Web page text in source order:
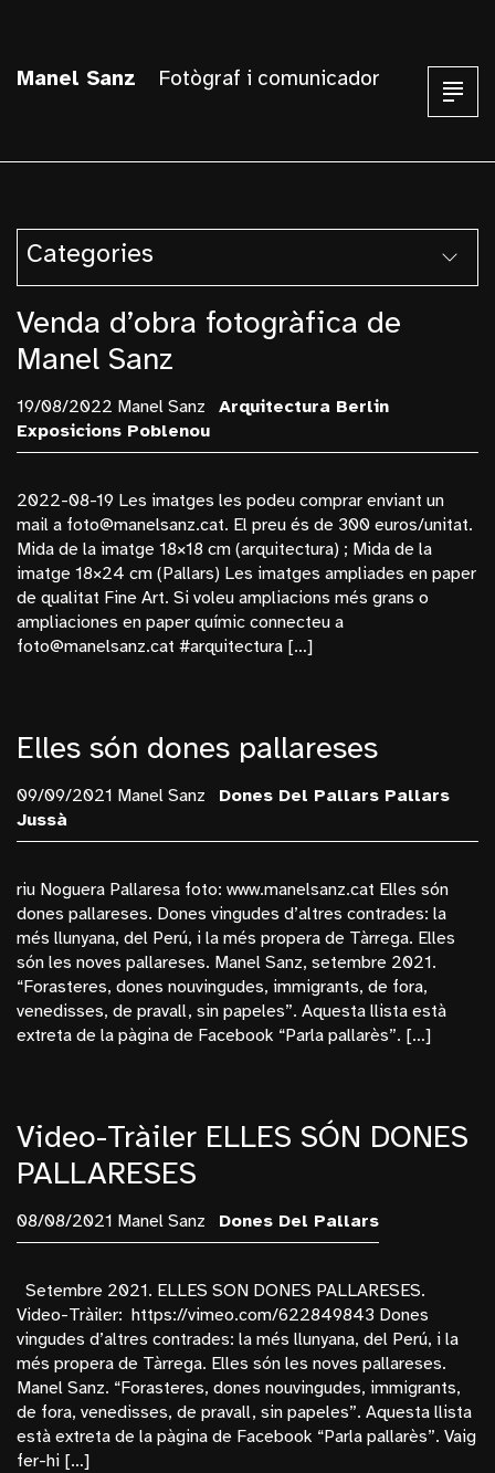
Manel Sanz Fotògraf i comunicador
Categories
Arquitectura
Balust I Pallars
Berlin
Blanes
Bosc
Budapest
Cinema
Dones Del Pallars
Frederic Amat
La Monumental
Manel Sanz
Mèxic
Monopol
Nucleares
Pallars Jussà
Plantes
Samarretes
Sequera
Navegaciò
Videos
Docu-Web
Texts
Qui Soc: Manel Sanz
Contacte
Venda d’obra fotogràfica de
Manel Sanz
19/08/2022 Manel Sanz Arquitectura Berlin
Exposicions Poblenou
2022-08-19 Les imatges les podeu comprar enviant un
mail a foto@manelsanz.cat. El preu és de 300 euros/unitat.
Mida de la imatge 18×18 cm (arquitectura) ; Mida de la
imatge 18×24 cm (Pallars) Les imatges ampliades en paper
de qualitat Fine Art. Si voleu ampliacions més grans o
ampliaciones en paper químic connecteu a
foto@manelsanz.cat #arquitectura […]
Elles són dones pallareses
09/09/2021 Manel Sanz Dones Del Pallars Pallars
Jussà
riu Noguera Pallaresa foto: www.manelsanz.cat Elles són
dones pallareses. Dones vingudes d’altres contrades: la
més llunyana, del Perú, i la més propera de Tàrrega. Elles
són les noves pallareses. Manel Sanz, setembre 2021.
“Forasteres, dones nouvingudes, immigrants, de fora,
venedisses, de pravall, sin papeles”. Aquesta llista està
extreta de la pàgina de Facebook “Parla pallarès”. […]
Video-Tràiler ELLES SÓN DONES
PALLARESES
08/08/2021 Manel Sanz Dones Del Pallars
Setembre 2021. ELLES SON DONES PALLARESES.
Video-Tràiler: https://vimeo.com/622849843 Dones
vingudes d’altres contrades: la més llunyana, del Perú, i la
més propera de Tàrrega. Elles són les noves pallareses.
Manel Sanz. “Forasteres, dones nouvingudes, immigrants,
de fora, venedisses, de pravall, sin papeles”. Aquesta llista
està extreta de la pàgina de Facebook “Parla pallarès”. Vaig
fer-hi […]